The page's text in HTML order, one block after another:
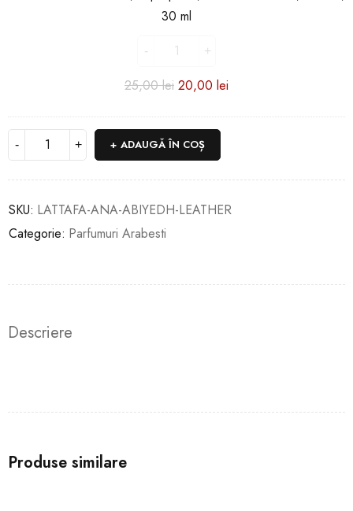
Top
Speed,
Aromatic,
30
30 ml
25,00lei 20,00 lei
ADAUGĂ ÎN COȘ
SKU: LATTAFA-ANA-ABIYEDH-LEATHER
Categorie: Parfumuri Arabesti
Descriere
Produse similare